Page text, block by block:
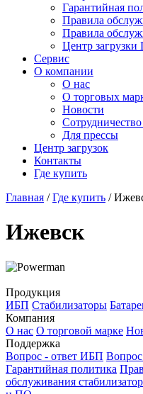
Гарантийная
Правила
Правила
Центр
Сервис
О компании
О нас
О торговых
Новости
Для прессы
Центр загрузок
Контакты
Где купить
Главная /Где купить /
Ижевск
Продукция
ИБП Стабилизаторы
Компания
О нас О торговой марке
Поддержка
Вопрос - ответ ИБП
Гарантийная политика
обслуживания